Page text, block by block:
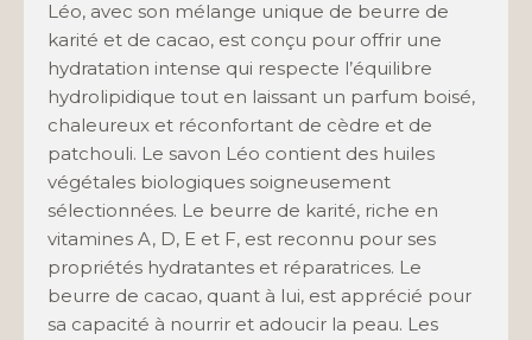
Léo, avec son mélange unique de beurre de
karité et de cacao, est conçu pour offrir une
hydratation intense qui respecte l’équilibre
hydrolipidique tout en laissant un parfum boisé,
chaleureux et réconfortant de cèdre et de
patchouli. Le savon Léo contient des huiles
végétales biologiques soigneusement
sélectionnées. Le beurre de karité, riche en
vitamines A, D, E et F, est reconnu pour ses
propriétés hydratantes et réparatrices. Le
beurre de cacao, quant à lui, est apprécié pour
sa capacité à nourrir et adoucir la peau. Les